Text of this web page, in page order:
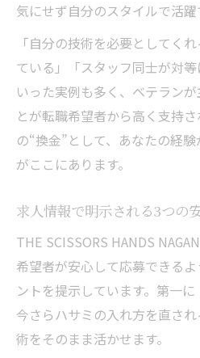
気にせず自分のスタイルで活躍
「自分の技術を必要としてく
ている」「スタッフ同士が対
いった実例も多く、ベテラン
とが転職希望者から高く支持
の“換金”として、あなたの経
がここにあります。
求人情報で明示される3つの
THE SCISSORS HANDS
希望者が安心して応募できる
ントを提示しています。第一に
今さらハサミの入れ方を直さ
術をそのまま活かせます。